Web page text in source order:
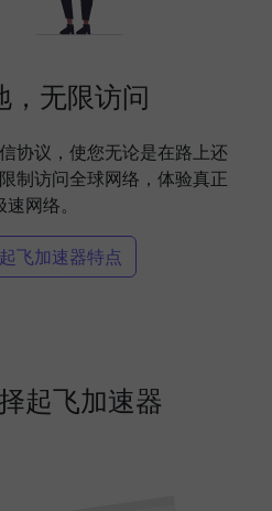
，无限访问
协议，使您无论是在路上还
制访问全球网络，体验真正
网络。
飞加速器特点
起飞加速器